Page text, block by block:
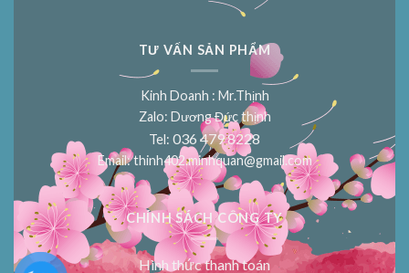
TƯ VẤN SẢN PHẨM
Kinh Doanh : Mr.Thịnh
Zalo: Dương Đức thịnh
Tel: 036 479 8228
Email:thinh402.minhquan@gmail.com
CHÍNH SÁCH CÔNG TY
Hình thức thanh toán